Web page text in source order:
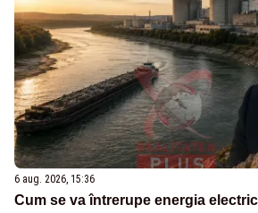
6 aug. 2026, 15:36
Cum se va întrerupe energia